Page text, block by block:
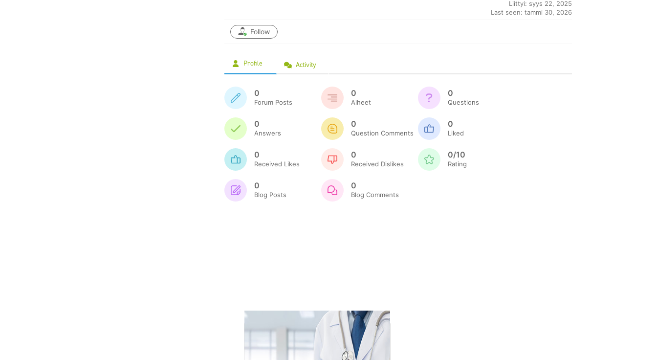
Liittyi: syys 22, 2025
Last seen: tammi 30, 2026
Follow
Profile Activity
0
Forum Posts
0
Aiheet
0
Questions
0
Answers
0
Question Comments
0
Liked
0
Received Likes
0
Received Dislikes
0/10
Rating
0
Blog Posts
0
Blog Comments